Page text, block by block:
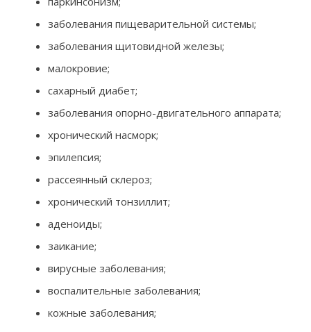
заболевания пищеварительной системы;
заболевания щитовидной железы;
малокровие;
сахарный диабет;
заболевания опорно-двигательного аппарата;
хронический насморк;
эпилепсия;
рассеянный склероз;
хронический тонзиллит;
аденоиды;
заикание;
вирусные заболевания;
воспалительные заболевания;
кожные заболевания;